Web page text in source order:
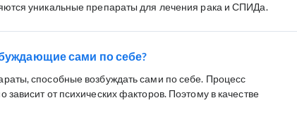
уникальные препараты для лечения рака и СПИДа.
сами по себе?
способные возбуждать сами по себе. Процесс
зависит от психических факторов. Поэтому в качестве